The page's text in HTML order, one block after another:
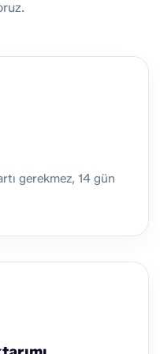
gerekmez, 14 gün